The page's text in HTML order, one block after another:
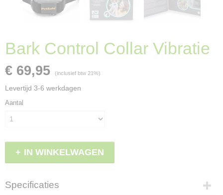
Bark Control Collar Vibratie
€ 69,95 (inclusief btw 21%)
Levertijd 3-6 werkdagen
Aantal
IN WINKELWAGEN
Specificaties